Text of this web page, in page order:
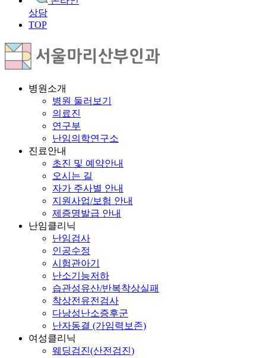
상담
TOP
병원소개
병원 둘러보기
의료진
연구부
난임의학연구소
진료안내
초진 및 예약안내
오시는 길
자가 주사별 안내
지원사업/보험 안내
제증명발급 안내
난임클리닉
난임검사
인공수정
시험관아기
난소기능저하
습관성유산/반복착상실패
착상전유전검사
다낭성난소증후군
난자동결 (가임력보존)
여성클리닉
웨딩검진(산전검진)